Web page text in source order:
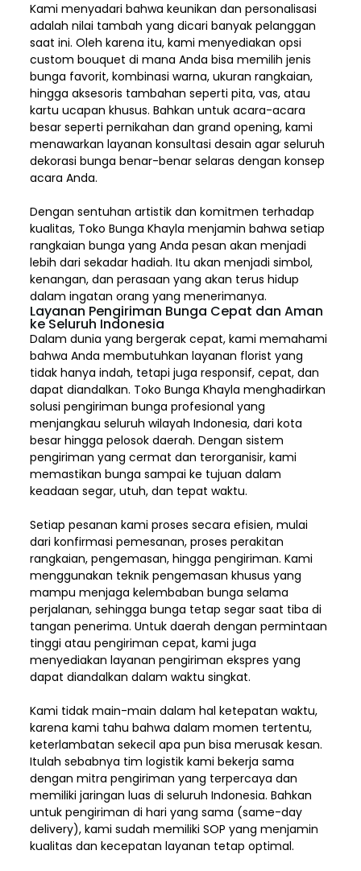
Kami menyadari bahwa keunikan dan personalisasi
adalah nilai tambah yang dicari banyak pelanggan
saat ini. Oleh karena itu, kami menyediakan opsi
custom bouquet di mana Anda bisa memilih jenis
bunga favorit, kombinasi warna, ukuran rangkaian,
hingga aksesoris tambahan seperti pita, vas, atau
kartu ucapan khusus. Bahkan untuk acara-acara
besar seperti pernikahan dan grand opening, kami
menawarkan layanan konsultasi desain agar seluruh
dekorasi bunga benar-benar selaras dengan konsep
acara Anda.
Dengan sentuhan artistik dan komitmen terhadap
kualitas, Toko Bunga Khayla menjamin bahwa setiap
rangkaian bunga yang Anda pesan akan menjadi
lebih dari sekadar hadiah. Itu akan menjadi simbol,
kenangan, dan perasaan yang akan terus hidup
dalam ingatan orang yang menerimanya.
Layanan Pengiriman Bunga Cepat dan Aman
ke Seluruh Indonesia
Dalam dunia yang bergerak cepat, kami memahami
bahwa Anda membutuhkan layanan florist yang
tidak hanya indah, tetapi juga responsif, cepat, dan
dapat diandalkan. Toko Bunga Khayla menghadirkan
solusi pengiriman bunga profesional yang
menjangkau seluruh wilayah Indonesia,dari kota
besar hingga pelosok daerah. Dengan sistem
pengiriman yang cermat dan terorganisir, kami
memastikan bunga sampai ke tujuan dalam
keadaan segar, utuh, dan tepat waktu.
Setiap pesanan kami proses secara efisien, mulai
dari konfirmasi pemesanan, proses perakitan
rangkaian, pengemasan, hingga pengiriman. Kami
menggunakan teknik pengemasan khusus yang
mampu menjaga kelembaban bunga selama
perjalanan, sehingga bunga tetap segar saat tiba di
tangan penerima. Untuk daerah dengan permintaan
tinggi atau pengiriman cepat, kami juga
menyediakan layanan pengiriman ekspres yang
dapat diandalkan dalam waktu singkat.
Kami tidak main-main dalam hal ketepatan waktu,
karena kami tahu bahwa dalam momen tertentu,
keterlambatan sekecil apa pun bisa merusak kesan.
Itulah sebabnya tim logistik kami bekerja sama
dengan mitra pengiriman yang terpercaya dan
memiliki jaringan luas di seluruh Indonesia. Bahkan
untuk pengiriman di hari yang sama (same-day
delivery), kami sudah memiliki SOP yang menjamin
kualitas dan kecepatan layanan tetap optimal.